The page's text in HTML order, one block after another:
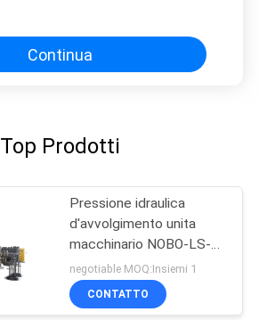
Continua
Top Prodotti
Pressione idraulica
d'avvolgimento unita
macchinario NOBO-LS-2
della macchina 5MPA del
materasso di NOBO
negotiable MOQ:Insiemi 1
CONTATTO